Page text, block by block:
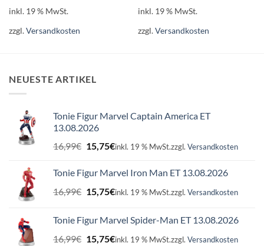
inkl. 19 % MwSt.
zzgl.Versandkosten
inkl. 19 % MwSt.
zzgl.Versandkosten
NEUESTE ARTIKEL
Tonie Figur Marvel Captain America ET
13.08.2026
16,99€ Ursprünglicher
Preis
16,99€
15,75€Aktueller
15,75€.
inkl. 19 % MwSt.zzgl. Versandkosten
Tonie Figur Marvel Iron Man ET 13.08.2026
16,99€ Ursprünglicher
Preis
16,99€
15,75€Aktueller
15,75€.
inkl. 19 % MwSt.zzgl. Versandkosten
Tonie Figur Marvel Spider-Man ET 13.08.2026
16,99€ Ursprünglicher
15,75€Aktueller
inkl. 19 % MwSt.zzgl. Versandkosten